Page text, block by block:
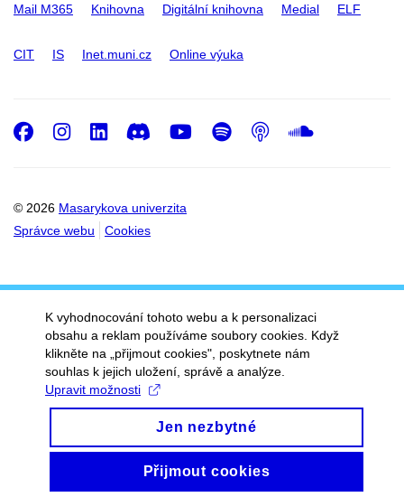
Mail M365 Knihovna Digitální knihovna Medial ELF
CIT IS Inet.muni.cz Online výuka
© 2026 Masarykova univerzita
Správce webu
Cookies
Facebook
Instagram
LinkedIn
DiscordYoutube
Spotify
Podcast
K vyhodnocování tohoto webu a k personalizaci
obsahu a reklam používáme soubory cookies. Když
klikněte na „přijmout cookies", poskytnete nám
souhlas k jejich uložení, správě a analýze.
Upravit možnosti
Jen nezbytné
Přijmout cookies